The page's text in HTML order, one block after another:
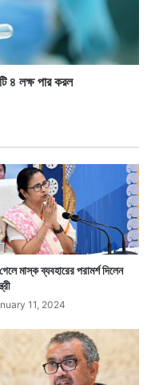
২২.৭৯ শতাংশ
ছত্তিসগড়ে এবং ৩.৮৯
৪ লক্ষ পার করল
মাস্ক ব্যবহারের পরামর্শ দিলেন
11, 2024